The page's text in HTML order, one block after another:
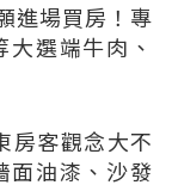
進場買房！專
選端牛肉、
房客觀念大不
面油漆、沙發